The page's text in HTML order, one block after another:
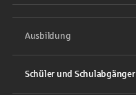
Ausbildung
Schüler und Schulabgänger